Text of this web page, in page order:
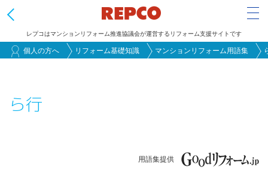
レプコはマンションリフォーム推進協議会が運営するリフォーム支援サイトです
個人の方へ リフォーム基礎知識 マンションリフォーム用語集
ら行
用語集提供